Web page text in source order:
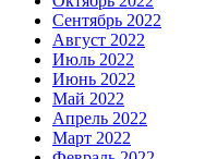
Сентябрь 2022
Август 2022
Июль 2022
Июнь 2022
Май 2022
Апрель 2022
Март 2022